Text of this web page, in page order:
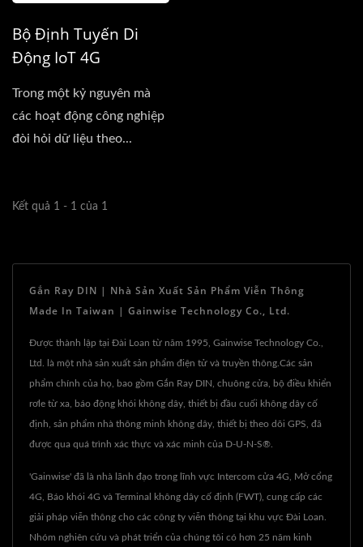
Bộ Định Tuyến Di
Động IoT 4G
Trong một kỷ nguyên mà
các hoạt động công nghiệp
đòi hỏi dữ liệu theo...
Kết quả 1 - 1 của 1
Gắn Ray DIN | Nhà Sản Xuất Sản Phẩm Viễn Thông
Made In Taiwan | Gainwise Technology Co., Ltd.
Được thành lập tại Đài Loan từ năm 1995, Gainwise Technology Co.,
Ltd. là một nhà sản xuất sản phẩm điện tử và truyền thông.Các sản
phẩm chính của họ, bao gồm Gắn Ray DIN, chuông cửa, bộ điều khiển
rơle từ xa, báo động khói không dây, thiết bị đầu cuối không dây cố
định, sản phẩm nhà thông minh không dây, thiết bị theo dõi GPS, đã
được qua quá trình xác thực và xác minh của D-U-N-S®.
'Gainwise' đã là nhà lãnh đạo trong lĩnh vực Intercom cửa 4G, Mở cổng
4G, Báo khói 4G và Terminal không dây cố định (FWT), cung cấp các
giải pháp viễn thông cho các công ty viễn thông tại khu vực Đài Loan.
Nhóm nghiên cứu và phát triển của chúng tôi có hơn 25 năm kinh